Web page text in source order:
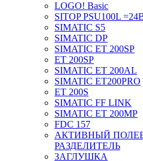
LOGO! Basic
SITOP PSU100L
SIMATIC S5
SIMATIC DP
SIMATIC ET 200SP
ET 200SP
SIMATIC ET 200AL
SIMATIC ET200PRO
ET 200S
SIMATIC FF LINK
SIMATIC ET 200MP
FDC 157
АКТИВНЫЙ
РАЗДЕЛИТЕЛЬ
ЗАГЛУШКА